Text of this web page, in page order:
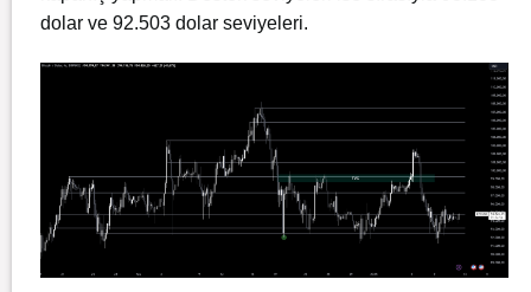
dolar ve 92.503 dolar seviyeleri.